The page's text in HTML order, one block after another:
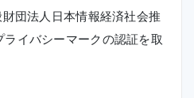
団法人日本情報経済社会推
イバシーマークの認証を取